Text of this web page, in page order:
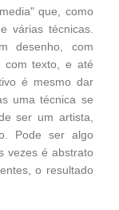
que, como
várias técnicas.
desenho, com
com texto, e até
é mesmo dar
uma técnica se
ser um artista,
Pode ser algo
vezes é abstrato
o resultado